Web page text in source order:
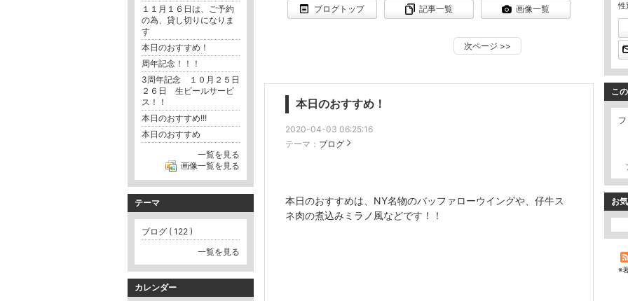
ブログトップ 記事一覧 画像一覧
次ページ >>
本日のおすすめ！
2020-04-03 06:25:16
テーマ： ブログ
本日のおすすめは、NY名物のバッファローウイングや、仔牛ス
ネ肉の煮込みミラノ風などです！！
性
こ
お
※
１１月１６日は、ご予約
の為、貸し切りになりま
す
本日のおすすめ！
周年記念！！！
3周年記念 １０月２５日
２６日 生ビールサービ
ス！！
本日のおすすめ!!!
本日のおすすめ
一覧を見る
画像一覧を見る
テーマ
ブログ ( 122 )
一覧を見る
カレンダー